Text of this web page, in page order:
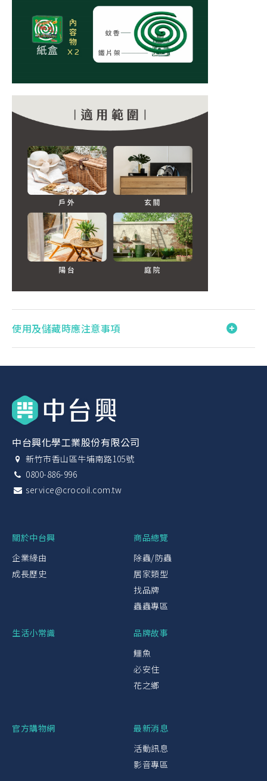
使用及儲藏時應注意事項
中台興化學工業股份有限公司
新竹市香山區牛埔南路105號
0800-886-996
service@crocoil.com.tw
關於中台興
企業緣由
成長歷史
商品總覽
除蟲/防蟲
居家類型
找品牌
蟲蟲專區
生活小常識
品牌故事
鱷魚
必安住
花之鄉
官方購物網
最新消息
活動訊息
影音專區